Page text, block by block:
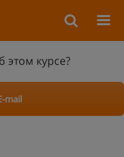
этом курсе?
mail